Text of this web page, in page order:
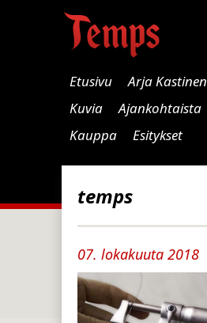
Etusivu Arja Kastinen
Kuvia
Ajankohtaista
Kauppa
Esitykset
temps
07. lokakuuta 2018